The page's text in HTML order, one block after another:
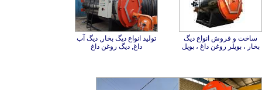
ساخت و فروش انواع دیگ
بخار ، بویلر روغن داغ ، بویل
تولید انواع دیگ بخار, دیگ آب
داغ, دیگ روغن داغ